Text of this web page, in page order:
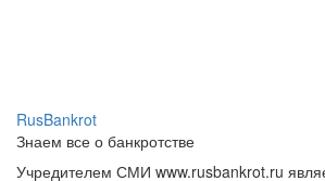
RusBankrot
Знаем все о банкротстве